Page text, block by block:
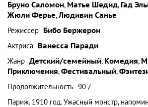
Бруно Саломон, Матье Шедид, Гад
Жюли Ферье,Людивин Санье
Режиссер Бибо Бержерон
Актриса Ванесса Паради
Жанр Детский/семейный, Комедия,
Приключения,Фестивальный,
Продолжительность 90 /
Париж. 1910 год. Ужасный монстр,